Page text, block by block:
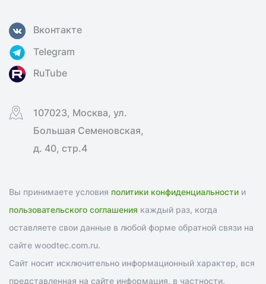
Вконтакте
Telegram
RuTube
107023, Москва, ул.
Большая Семеновская,
д. 40, стр.4
Вы принимаете условия политики конфиденциальности и
пользовательского соглашения каждый раз, когда
оставляете свои данные в любой форме обратной связи на
сайте woodtec.com.ru.
Сайт носит исключительно информационный характер, вся
представленная на сайте информация, в частности,